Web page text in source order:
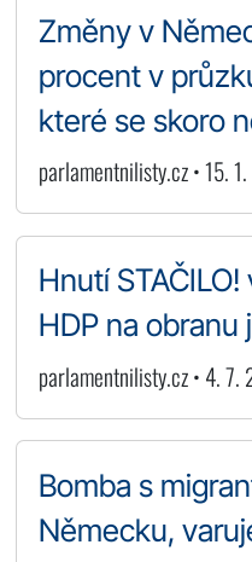
Změny v
procent v
které se skoro
parlamentnilisty.cz • 15.
Hnutí
HDP na obranu
parlamentnilisty.cz • 4.
Bomba s
Německu,